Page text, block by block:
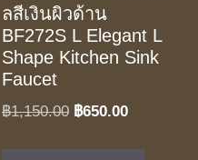
ลสีเงินผิวด้าน
BF272S L Elegant L
Shape Kitchen Sink
Faucet
฿1,150.00 Original
฿650.00Current